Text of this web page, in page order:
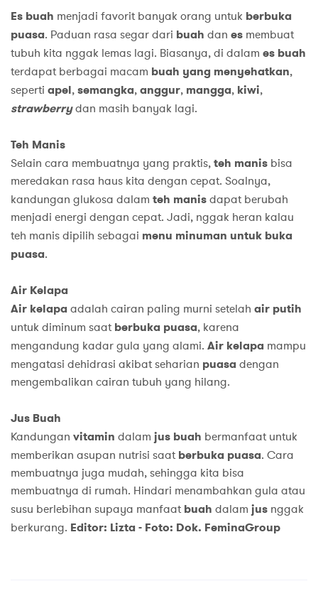
Es buah menjadi favorit banyak orang untuk berbuka
puasa. Paduan rasa segar dari buah dan es membuat
tubuh kita nggak lemas lagi. Biasanya, di dalam es buah
terdapat berbagai macam buah yang menyehatkan,
seperti apel,semangka,anggur, mangga, kiwi,
strawberrydan masih banyak lagi.
Teh Manis
Selain cara membuatnya yang praktis,teh manis bisa
meredakan rasa haus kita dengan cepat. Soalnya,
kandungan glukosa dalam teh manisdapat berubah
menjadi energi dengan cepat. Jadi, nggak heran kalau
teh manis dipilih sebagai menu minuman untuk buka
puasa.
Air Kelapa
Air kelapa adalah cairan paling murni setelah air putih
untuk diminum saatberbuka puasa, karena
mengandung kadar gula yang alami. Air kelapa mampu
mengatasi dehidrasi akibat seharian puasa dengan
mengembalikan cairan tubuh yang hilang.
Jus Buah
Kandungan vitamin dalam jus buah bermanfaat untuk
memberikan asupan nutrisi saatberbuka puasa. Cara
membuatnya juga mudah, sehingga kita bisa
membuatnya di rumah. Hindari menambahkan gula atau
susu berlebihan supaya manfaatbuah dalam jus nggak
berkurang. Editor: Lizta - Foto: Dok. FeminaGroup